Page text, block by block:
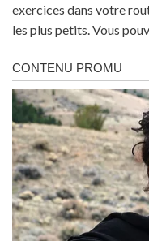
exercices dans votre
les plus petits. Vous